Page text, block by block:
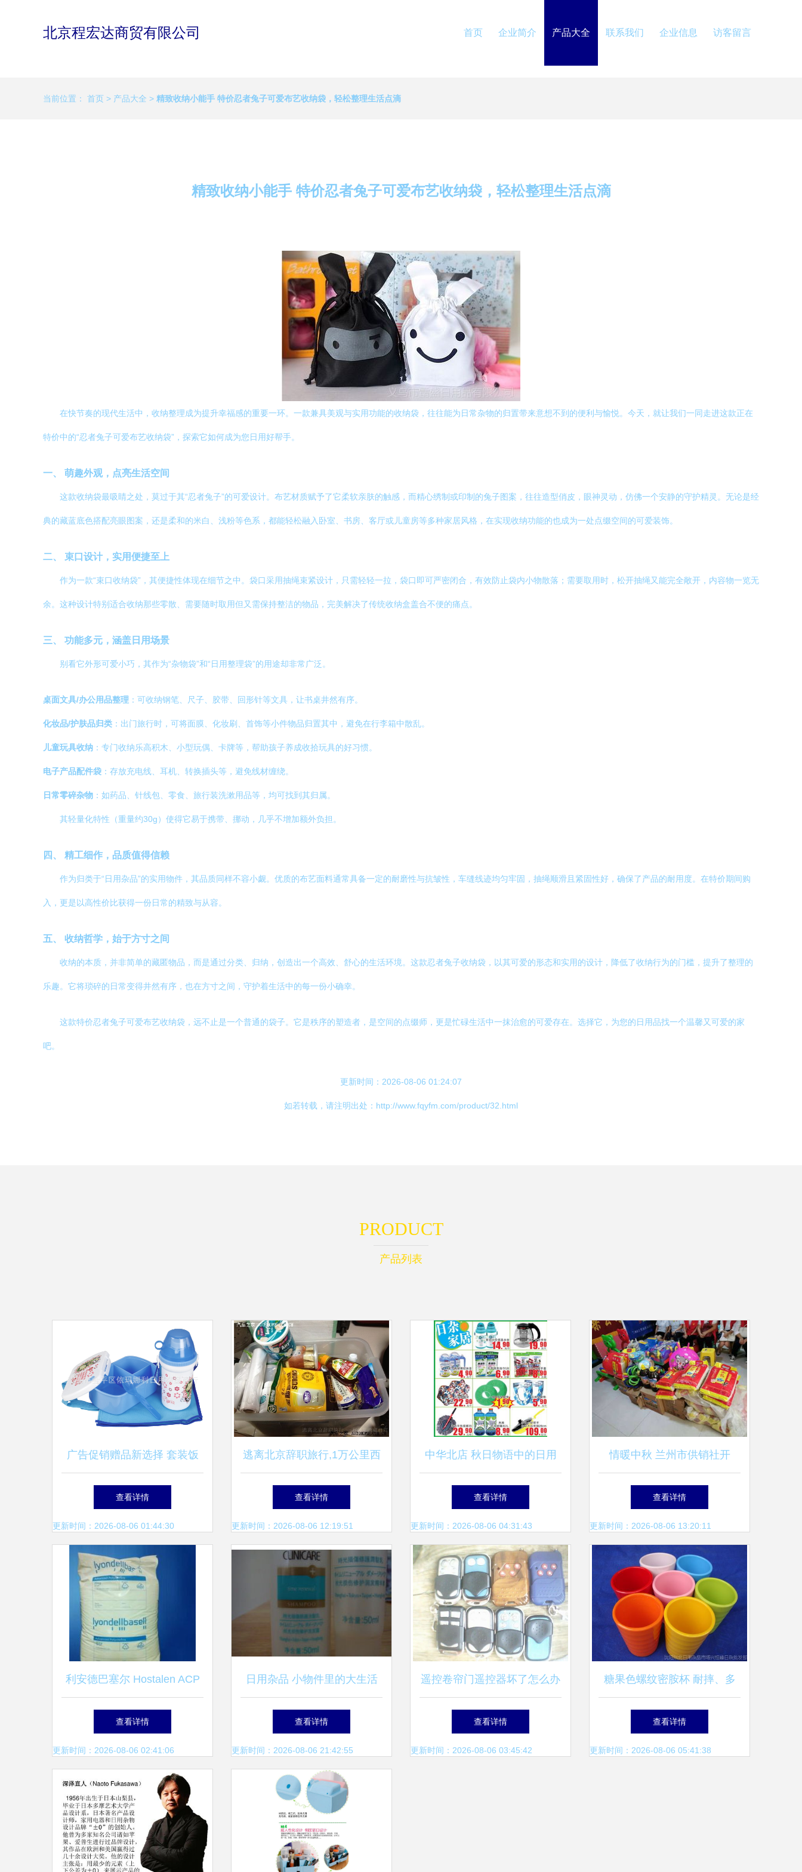
北京程宏达商贸有限公司 首页 企业简介 产品大全 联系我们 企业信息 访客留言
当前位置： 首页 > 产品大全 > 精致收纳小能手 特价忍者兔子可爱布艺收纳袋，轻松整理生活点滴
精致收纳小能手 特价忍者兔子可爱布艺收纳袋，轻松整理生活点滴
在快节奏的现代生活中，收纳整理成为提升幸福感的重要一环。一款兼具美观与实用功能的收纳袋，往往能为日常杂物的归置带来意想不到的便利与愉悦。今天，就让我们一同走进这款正在
特价中的“忍者兔子可爱布艺收纳袋”，探索它如何成为您日用好帮手。
一、 萌趣外观，点亮生活空间
这款收纳袋最吸睛之处，莫过于其“忍者兔子”的可爱设计。布艺材质赋予了它柔软亲肤的触感，而精心绣制或印制的兔子图案，往往造型俏皮，眼神灵动，仿佛一个安静的守护精灵。无论是经
典的藏蓝底色搭配亮眼图案，还是柔和的米白、浅粉等色系，都能轻松融入卧室、书房、客厅或儿童房等多种家居风格，在实现收纳功能的也成为一处点缀空间的可爱装饰。
二、 束口设计，实用便捷至上
作为一款“束口收纳袋”，其便捷性体现在细节之中。袋口采用抽绳束紧设计，只需轻轻一拉，袋口即可严密闭合，有效防止袋内小物散落；需要取用时，松开抽绳又能完全敞开，内容物一览无
余。这种设计特别适合收纳那些零散、需要随时取用但又需保持整洁的物品，完美解决了传统收纳盒盖合不便的痛点。
三、 功能多元，涵盖日用场景
别看它外形可爱小巧，其作为“杂物袋”和“日用整理袋”的用途却非常广泛。
桌面文具/办公用品整理 ：可收纳钢笔、尺子、胶带、回形针等文具，让书桌井然有序。
化妆品/护肤品归类 ：出门旅行时，可将面膜、化妆刷、首饰等小件物品归置其中，避免在行李箱中散乱。
儿童玩具收纳 ：专门收纳乐高积木、小型玩偶、卡牌等，帮助孩子养成收拾玩具的好习惯。
电子产品配件袋 ：存放充电线、耳机、转换插头等，避免线材缠绕。
日常零碎杂物 ：如药品、针线包、零食、旅行装洗漱用品等，均可找到其归属。
其轻量化特性（重量约30g）使得它易于携带、挪动，几乎不增加额外负担。
四、 精工细作，品质值得信赖
作为归类于“日用杂品”的实用物件，其品质同样不容小觑。优质的布艺面料通常具备一定的耐磨性与抗皱性，车缝线迹均匀牢固，抽绳顺滑且紧固性好，确保了产品的耐用度。在特价期间购
入，更是以高性价比获得一份日常的精致与从容。
五、 收纳哲学，始于方寸之间
收纳的本质，并非简单的藏匿物品，而是通过分类、归纳，创造出一个高效、舒心的生活环境。这款忍者兔子收纳袋，以其可爱的形态和实用的设计，降低了收纳行为的门槛，提升了整理的
乐趣。它将琐碎的日常变得井然有序，也在方寸之间，守护着生活中的每一份小确幸。
这款特价忍者兔子可爱布艺收纳袋，远不止是一个普通的袋子。它是秩序的塑造者，是空间的点缀师，更是忙碌生活中一抹治愈的可爱存在。选择它，为您的日用品找一个温馨又可爱的家
吧。
更新时间：2026-08-06 01:24:07
如若转载，请注明出处：http://www.fqyfm.com/product/32.html
PRODUCT
产品列表
广告促销赠品新选择 套装饭
盒+水壶，深圳厂家直供的实
用礼遇
查看详情
更新时间：2026-08-06 01:44:30
逃离北京辞职旅行,1万公里西
藏自驾(已完结)_标致308论坛
_手机汽车之家
查看详情
更新时间：2026-08-06 12:19:51
中华北店 秋日物语中的日用
杂品温暖画卷
查看详情
更新时间：2026-08-06 04:31:43
情暖中秋 兰州市供销社开
展“大手牵小手”关爱特殊儿童
公益活动，日用杂品暖心相伴
查看详情
更新时间：2026-08-06 13:20:11
利安德巴塞尔 Hostalen ACP
5531B HDPE 日用杂品的材料
革新之选
查看详情
更新时间：2026-08-06 02:41:06
日用杂品 小物件里的大生活
查看详情
更新时间：2026-08-06 21:42:55
遥控卷帘门遥控器坏了怎么办
实用解答与遥控器常识
查看详情
更新时间：2026-08-06 03:45:42
糖果色螺纹密胺杯 耐摔、多
彩与工厂直供的创新日用品
查看详情
更新时间：2026-08-06 05:41:38